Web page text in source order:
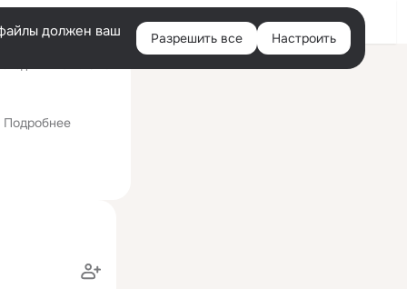
Войти
должен ваш
Разрешить все Настроить
с углубленным изучением химии и биологии)
Подробнее